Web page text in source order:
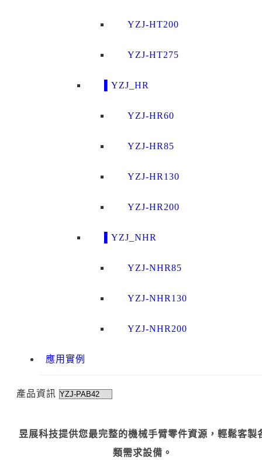
YZJ-HT200
YZJ-HT275
▌YZJ_HR
YZJ-HR60
YZJ-HR85
YZJ-HR130
YZJ-HR200
▌YZJ_NHR
YZJ-NHR85
YZJ-NHR130
YZJ-NHR200
應用實例
產品資訊
昱展科技提供您最完整的機械手臂零件資源，輕鬆客製
類需求設備。